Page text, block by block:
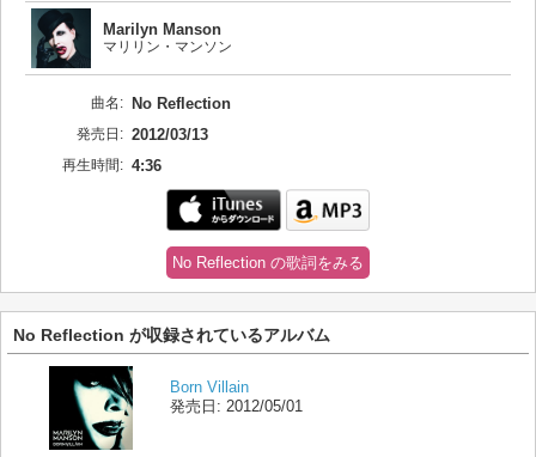
Marilyn Manson
マリリン・マンソン
曲名: No Reflection
発売日: 2012/03/13
再生時間: 4:36
No Reflection の歌詞をみる
No Reflection が収録されているアルバム
Born Villain
発売日: 2012/05/01